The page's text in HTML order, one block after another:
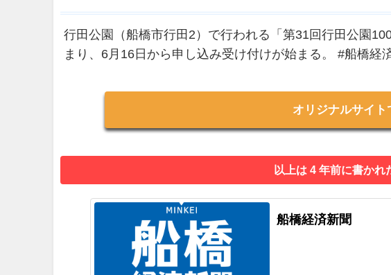
行田公園（船橋市行田2）で行われる「第31回行田公園
まり、6月16日から申し込み受け付けが始まる。 #船橋経
オリジナルサイト
以上は 4 年前に書かれ
船橋経済新聞